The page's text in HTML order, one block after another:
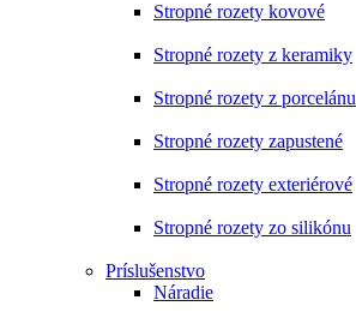
Stropné rozety kovové
Stropné rozety z keramiky
Stropné rozety z porcelánu
Stropné rozety zapustené
Stropné rozety exteriérové
Stropné rozety zo silikónu
Príslušenstvo
Náradie